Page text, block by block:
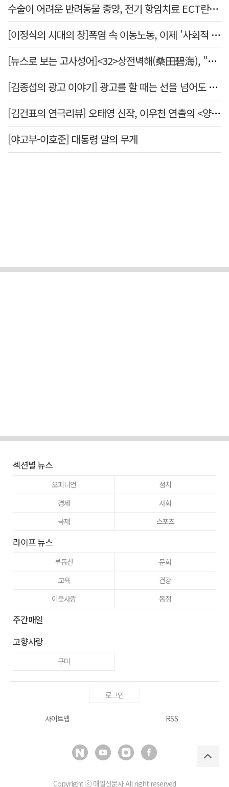
수술이 어려운 반려동물 종양, 전기 항암치료 ECT란? [반려동물 건강톡톡]
[이정식의 시대의 창]폭염 속 이동노동, 이제 '사회적 위험 관리'로 전환할 때
[뉴스로 보는 고사성어]<32>상전벽해(桑田碧海), "뽕나무밭이 푸른 바다가 되었다."
[김종섭의 광고 이야기] 광고를 할 때는 선을 넘어도 좋습니다.
[김건표의 연극리뷰] 오태영 신작, 이우천 연출의 <양은 양순하다>"국민을 온순한 양으로 길들이는 전체주의적 정치의 알레고리"
[야고부-이호준] 대통령 말의 무게
섹션별 뉴스
오피니언
정치
경제
사회
국제
스포츠
라이프 뉴스
부동산
문화
교육
건강
이웃사랑
동정
주간매일
고향사랑
구미
로그인
사이트맵 RSS
Copyright ⓒ매일신문사All right reserved